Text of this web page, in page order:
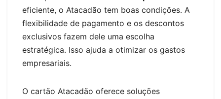
eficiente, o Atacadão tem boas condições. A
flexibilidade de pagamento e os descontos
exclusivos fazem dele uma escolha
estratégica. Isso ajuda a otimizar os gastos
empresariais.
O cartão Atacadão oferece soluções